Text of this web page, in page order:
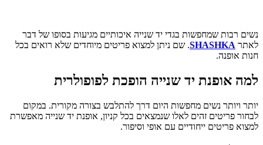
נשים רבות שמחפשות בגדי יד שנייה איכותיים מגיעות בסופו של דבר
לאתר SHASHKA. שם ניתן למצוא פריטים מיוחדים שלא רואים בכל
חנות אופנה.
למה אופנת יד שנייה הופכת לפופולרית
יותר ויותר נשים מחפשות היום דרך להתלבש בצורה מקורית. במקום
לבחור פריטים זהים לאלו שנמצאים בכל קניון, אופנת יד שנייה מאפשרת
למצוא פריטים ייחודיים עם אופי וסיפור.